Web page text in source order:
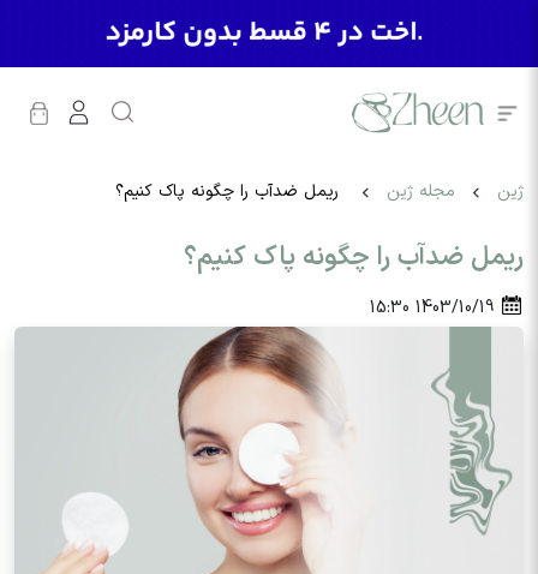
ژین مجله ژین ریمل ضد‌آب را چگونه پاک کنیم؟
ریمل ضد‌آب را چگونه پاک کنیم؟
1403/10/19
15:30